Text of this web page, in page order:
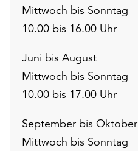
Mittwoch bis Sonntag
10.00 bis 16.00 Uhr
Juni bis August
Mittwoch bis Sonntag
10.00 bis 17.00 Uhr
September bis Oktober
Mittwoch bis Sonntag